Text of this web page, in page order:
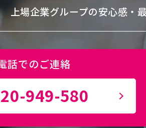
上場企業グループの安心感・
話でのご連絡
949-580